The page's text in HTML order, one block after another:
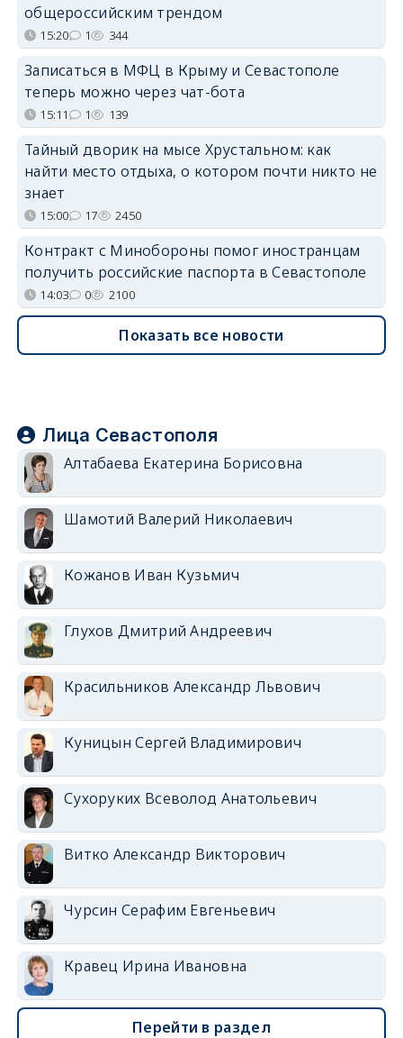
общероссийским трендом
15:20 1 344
Записаться в МФЦ в Крыму и Севастополе
теперь можно через чат-бота
15:11 1 139
Тайный дворик на мысе Хрустальном: как
найти место отдыха, о котором почти никто не
знает
15:00 17 2450
Контракт с Минобороны помог иностранцам
получить российские паспорта в Севастополе
14:03 0 2100
Показать все новости
Лица Севастополя
Алтабаева Екатерина Борисовна
Шамотий Валерий Николаевич
Кожанов Иван Кузьмич
Глухов Дмитрий Андреевич
Красильников Александр Львович
Куницын Сергей Владимирович
Сухоруких Всеволод Анатольевич
Витко Александр Викторович
Чурсин Серафим Евгеньевич
Кравец Ирина Ивановна
Перейти в раздел